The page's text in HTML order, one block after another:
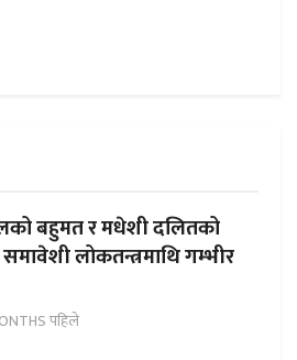
बहुमत र मधेशी दलितको
समावेशी लोकतन्त्रमाथि गम्भीर
पहिले